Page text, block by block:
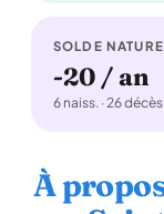
SOLDE
-20 / an
6 naiss. · 26 décès
À